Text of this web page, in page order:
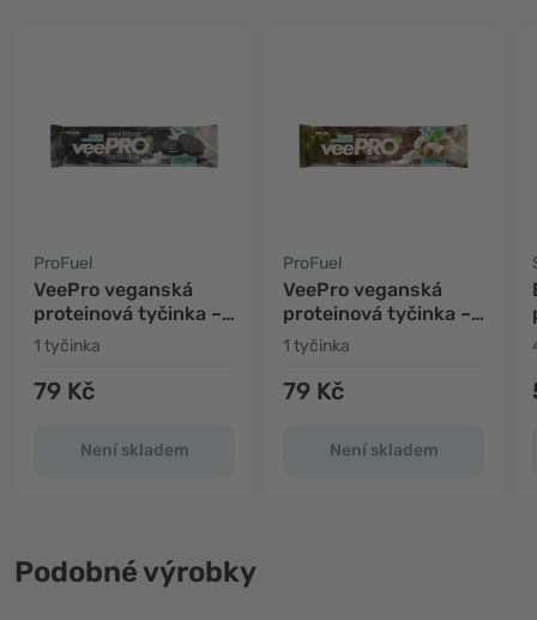
ProFuel
VeePro veganská
proteinová tyčinka –
sušenka
1 tyčinka
79 Kč
Není skladem
ProFuel
VeePro veganská
proteinová tyčinka –
kokos
1 tyčinka
79 Kč
Není skladem
Podobné výrobky